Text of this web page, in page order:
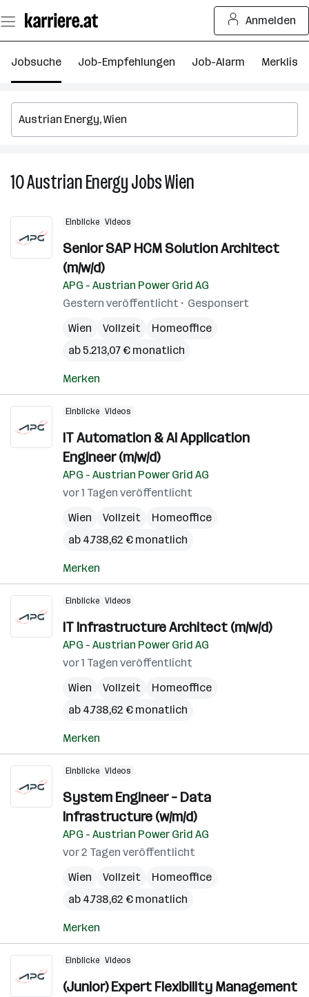
Seiteninhalt
springen
Anmelden
Jobsuche Job-Empfehlungen Job-Alarm Merkliste
10Austrian EnergyJobsWien
in
Einblicke Videos
Senior SAP HCM Solution Architect
(m/w/d)
APG - Austrian Power Grid AG
Gestern veröffentlicht
Gesponsert
Wien
Vollzeit
Homeoffice
ab 5.213,07 € monatlich
Merken
Einblicke Videos
IT Automation & AI Application
Engineer (m/w/d)
APG - Austrian Power Grid AG
vor 1 Tagen veröffentlicht
Wien
Vollzeit
Homeoffice
ab 4.738,62 € monatlich
Merken
Einblicke Videos
IT Infrastructure Architect (m/w/d)
APG - Austrian Power Grid AG
vor 1 Tagen veröffentlicht
Wien
Vollzeit
Homeoffice
ab 4.738,62 € monatlich
Merken
Einblicke Videos
System Engineer – Data
Infrastructure (w/m/d)
APG - Austrian Power Grid AG
vor 2 Tagen veröffentlicht
Wien
Vollzeit
Homeoffice
ab 4.738,62 € monatlich
Merken
Einblicke Videos
(Junior) Expert Flexibility Management